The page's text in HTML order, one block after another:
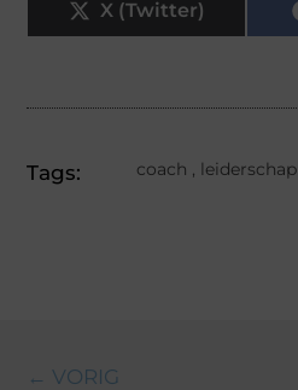
X (Twitter)
Tags: coach leiderschap
← VORIG